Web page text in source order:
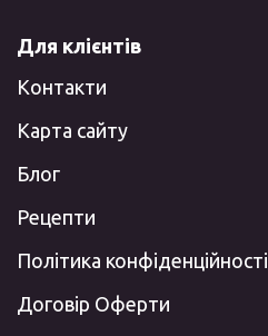
Для клієнтів
Контакти
Карта сайту
Блог
Рецепти
Політика конфіденційності
Договір Оферти